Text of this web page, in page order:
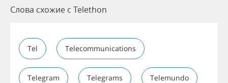
Слова схожие с Telethon
Tel Telecommunications
Telegram Telegrams Telemundo